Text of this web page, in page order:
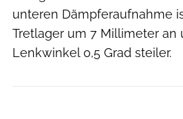
unteren Dämpferaufnahme
Tretlager um 7 Millimeter an
Lenkwinkel 0,5 Grad steiler.